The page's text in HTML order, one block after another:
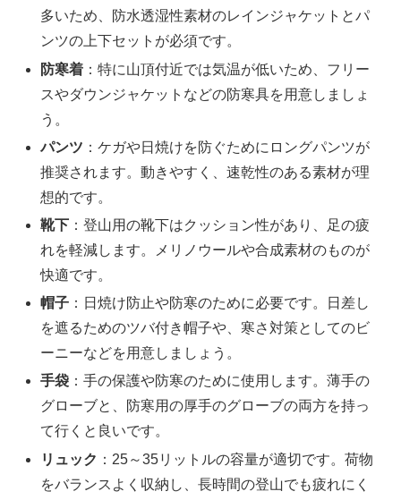
多いため、防水透湿性素材のレインジャケットとパ
ンツの上下セットが必須です。
防寒着 ：特に山頂付近では気温が低いため、フリー
スやダウンジャケットなどの防寒具を用意しましょ
う。
パンツ ：ケガや日焼けを防ぐためにロングパンツが
推奨されます。動きやすく、速乾性のある素材が理
想的です。
靴下 ：登山用の靴下はクッション性があり、足の疲
れを軽減します。メリノウールや合成素材のものが
快適です。
帽子 ：日焼け防止や防寒のために必要です。日差し
を遮るためのツバ付き帽子や、寒さ対策としてのビ
ーニーなどを用意しましょう。
手袋 ：手の保護や防寒のために使用します。薄手の
グローブと、防寒用の厚手のグローブの両方を持っ
て行くと良いです。
リュック ：25～35リットルの容量が適切です。荷物
をバランスよく収納し、長時間の登山でも疲れにく